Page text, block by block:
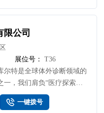
通过提升药物研发和生物工
患者开发和生产变革性药物
限公司
展位号：
T36
尔特是全球体外诊断领域的
一，我们肩负“医疗探索不
一心一意”的使命，为世界
疗机构及实验室提供创新和
一键拨号